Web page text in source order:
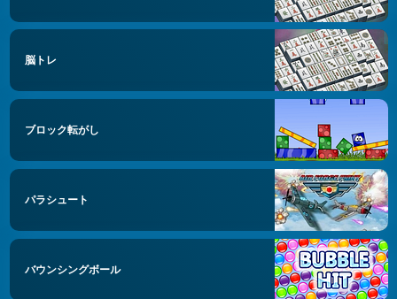
脳トレ
ブロック転がし
パラシュート
バウンシングボール